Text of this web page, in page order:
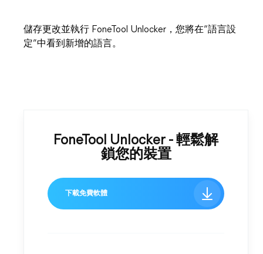
儲存更改並執行 FoneTool Unlocker，您將在“語言設
定”中看到新增的語言。
FoneTool Unlocker - 輕鬆解
鎖您的裝置
下載免費軟體